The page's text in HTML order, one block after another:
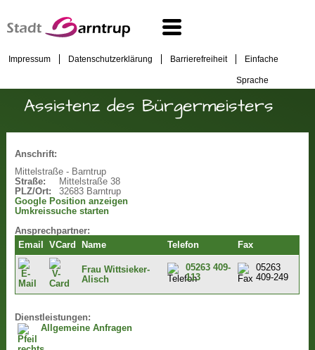
Impressum Datenschutzerklärung Barrierefreiheit Einfache
Sprache
Assistenz des Bürgermeisters
Anschrift:
Mittelstraße - Barntrup
Straße:
Mittelstraße 38
PLZ/Ort:
32683 Barntrup
Google Position anzeigen
Umkreissuche starten
Ansprechpartner:
Email
VCard Name Telefon Fax
Frau Wittsieker-
Alisch
05263 409-
113
05263
409-249
Dienstleistungen:
Allgemeine Anfragen